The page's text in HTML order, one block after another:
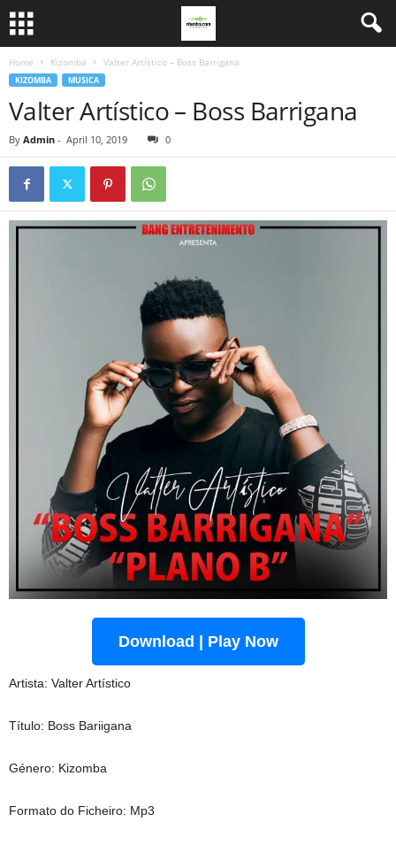
Home Kizomba Valter Artístico – Boss Barrigana
KIZOMBA MUSICA
Valter Artístico – Boss Barrigana
By Admin - April 10, 2019 0
Download | Play Now
Artista: Valter Artístico
Título: Boss Bariigana
Género: Kizomba
Formato do Ficheiro: Mp3